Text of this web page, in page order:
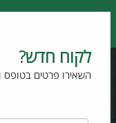
לקוח חדש?
השאירו פרטים בטופס